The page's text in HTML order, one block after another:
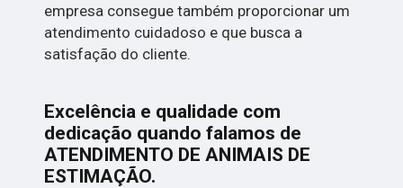
empresa consegue também proporcionar um
atendimento cuidadoso e que busca a
satisfação do cliente.
Excelência e qualidade com
dedicação quando falamos de
ATENDIMENTO DE ANIMAIS DE
ESTIMAÇÃO.